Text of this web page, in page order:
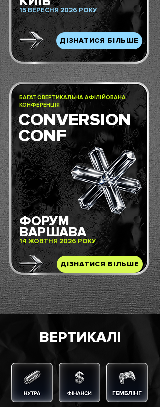
ДІЗНАТИСЯ БІЛЬШЕ
15 ВЕРЕСНЯ 2026 РОКУ
ДІЗНАТИСЯ БІЛЬШЕ
БАГАТОВЕРТИКАЛЬНА АФІЛІЙОВАНА
КОНФЕРЕНЦІЯ
ФОРУМ
ВАРШАВА
14 ЖОВТНЯ 2026 РОКУ
CONVERSION
CONF
ВЕРТИКАЛІ